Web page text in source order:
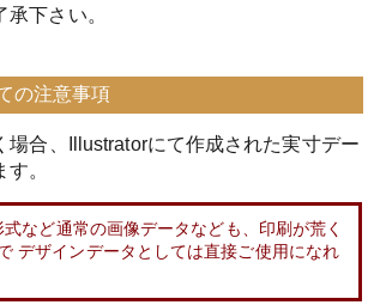
下さい。
の注意事項
場合、Illustratorにて作成された実寸デー
。
など通常の画像データなども、印刷が荒く
デザインデータとしては直接ご使用になれ